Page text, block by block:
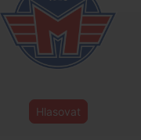
Hlasovat